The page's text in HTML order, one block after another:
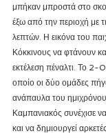
μπήκαν μπροστά στο
έξω από την περιοχή με
λεπτών. Η εικόνα του
Κόκκινους να φτάνουν
εκτέλεση πέναλτι. Το 2-
οποίο οι δύο ομάδες
ανάπαυλα του
Καμπανιακός συνέχισε
και να δημιουργεί